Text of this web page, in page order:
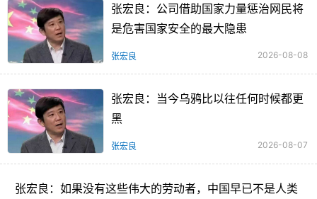
张宏良：公司借助国家力量惩治网民将
是危害国家安全的最大隐患
张宏良 2026-08-08
张宏良：当今乌鸦比以往任何时候都更
黑
张宏良 2026-08-07
张宏良：如果没有这些伟大的劳动者，中国早已不是人类